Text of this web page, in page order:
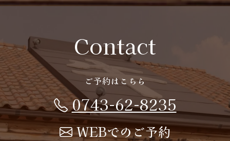
Contact
ご予約はこちら
0743-62-8235
WEBでのご予約